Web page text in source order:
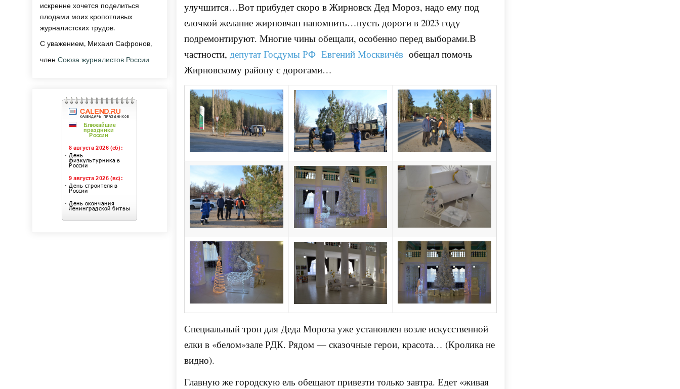
улучшится…Вот прибудет скоро в Жирновск Дед Мороз, надо ему под
елочкой желание жирновчан напомнить…пусть дороги в 2023 году
подремонтируют. Многие чины обещали, особенно перед выборами.В
частности,депутат Госдумы РФ Евгений Москвичёвобещал помочь
Жирновскому району с дорогами…
Специальный трон для Деда Мороза уже установлен возле искусственной
елки в «белом»зале РДК. Рядом — сказочные герои, красота… (Кролика не
видно).
Главную же городскую ель обещают привезти только завтра. Едет «живая
искренне хочется поделиться
плодами моих кропотливых
журналистских трудов.
С уважением, Михаил Сафронов,
членСоюза журналистов России